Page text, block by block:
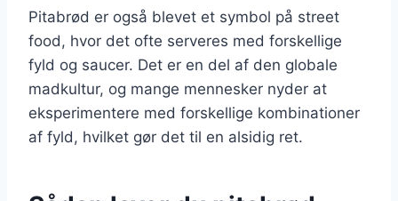
Pitabrød er også blevet et symbol på street
food, hvor det ofte serveres med forskellige
fyld og saucer. Det er en del af den globale
madkultur, og mange mennesker nyder at
eksperimentere med forskellige kombinationer
af fyld, hvilket gør det til en alsidig ret.